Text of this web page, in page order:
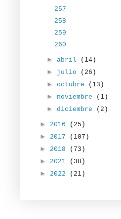
257
258
259
260
►abril
(14)
► julio
(26)
►octubre
(13)
► noviembre
(1)
► diciembre
(2)
► 2016
(25)
► 2017
(107)
► 2018
(73)
► 2021
(38)
► 2022 (21)